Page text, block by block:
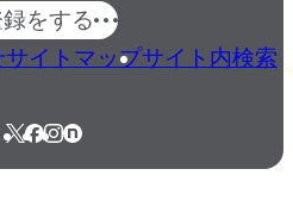
をする
サイトマップサイト内検索